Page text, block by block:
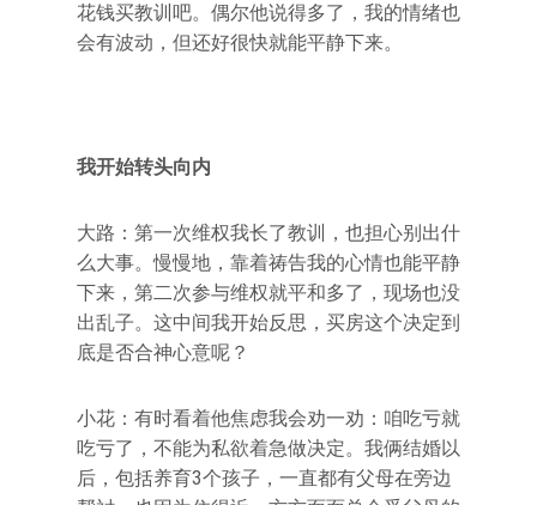
花钱买教训吧。偶尔他说得多了，我的情绪也
会有波动，但还好很快就能平静下来。
我开始转头向内
大路：第一次维权我长了教训，也担心别出什
么大事。慢慢地，靠着祷告我的心情也能平静
下来，第二次参与维权就平和多了，现场也没
出乱子。这中间我开始反思，买房这个决定到
底是否合神心意呢？
小花：有时看着他焦虑我会劝一劝：咱吃亏就
吃亏了，不能为私欲着急做决定。我俩结婚以
后，包括养育3个孩子，一直都有父母在旁边